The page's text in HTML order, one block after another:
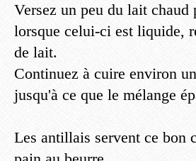
Versez un peu du lait chaud
lorsque celui-ci est liquide,
de lait.
Continuez à cuire environ
jusqu'à ce que le mélange
Les antillais servent ce bon